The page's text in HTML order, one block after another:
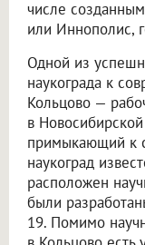
числе
или Иннополис,
Одной из
наукограда к
Кольцово —
в
примыкающий к
наукоград
расположен
были
19. Помимо